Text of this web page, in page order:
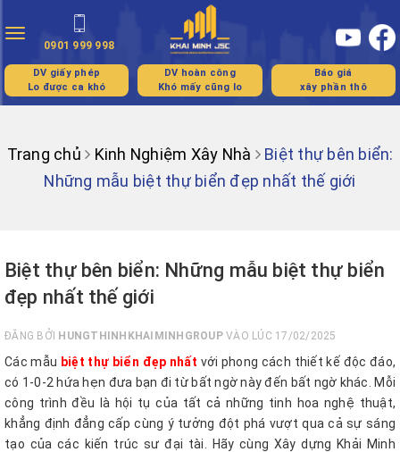
Toggle
navigation
0901 999 998
DV giấy phép
Lo được ca khó
DV hoàn công
Khó mấy cũng lo
Báo giá
xây phần thô
Trang chủ Kinh Nghiệm Xây Nhà
Biệt thự bên biển:
Những mẫu biệt thự biển đẹp nhất thế giới
Biệt thự bên biển: Những mẫu biệt thự biển
đẹp nhất thế giới
ĐĂNG BỞI HUNGTHINHKHAIMINHGROUPVÀO LÚC 17/02/2025
Các mẫu biệt thự biển đẹp nhất với phong cách thiết kế độc đáo,
có 1-0-2 hứa hẹn đưa bạn đi từ bất ngờ này đến bất ngờ khác. Mỗi
công trình đều là hội tụ của tất cả những tinh hoa nghệ thuật,
khẳng định đẳng cấp cùng ý tưởng đột phá vượt qua cả sự sáng
tạo của các kiến trúc sư đại tài. Hãy cùng Xây dựng Khải Minh